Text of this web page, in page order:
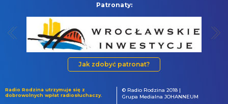
Patronaty:
Jak zdobyć patronat?
Radio Rodzina utrzymuje się z
dobrowolnych wpłat radiosłuchaczy.
© Radio Rodzina 2018 |
Grupa Medialna JOHANNEUM